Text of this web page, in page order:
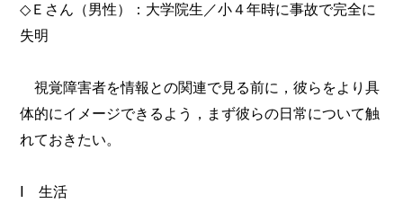
◇Ｅさん（男性）：大学院生／小４年時に事故で完全に
失明
視覚障害者を情報との関連で見る前に，彼らをより具
体的にイメージできるよう，まず彼らの日常について触
れておきたい。
Ⅰ 生活